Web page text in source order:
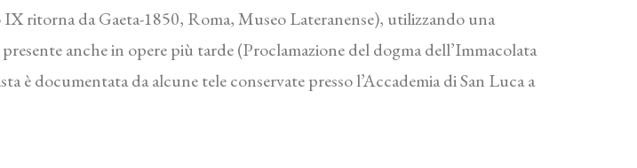
ritorna da Gaeta-1850, Roma, Museo Lateranense), utilizzando una
anche in opere più tarde (Proclamazione del dogma dell’Immacolata
è documentata da alcune tele conservate presso l’Accademia di San Luca a